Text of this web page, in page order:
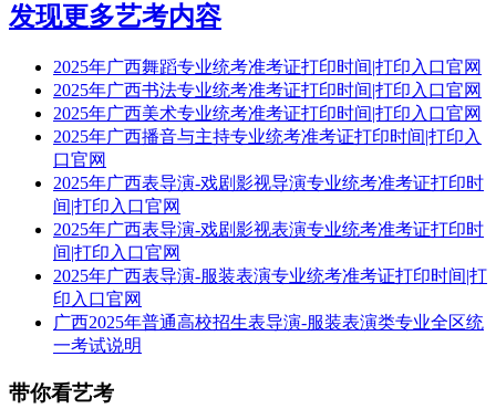
发现更多艺考内容
2025年广西舞蹈专业统考准考证打印时间|打印入口官网
2025年广西书法专业统考准考证打印时间|打印入口官网
2025年广西美术专业统考准考证打印时间|打印入口官网
2025年广西播音与主持专业统考准考证打印时间|打印入
口官网
2025年广西表导演-戏剧影视导演专业统考准考证打印时
间|打印入口官网
2025年广西表导演-戏剧影视表演专业统考准考证打印时
间|打印入口官网
2025年广西表导演-服装表演专业统考准考证打印时间|打
印入口官网
广西2025年普通高校招生表导演-服装表演类专业全区统
一考试说明
带你看艺考